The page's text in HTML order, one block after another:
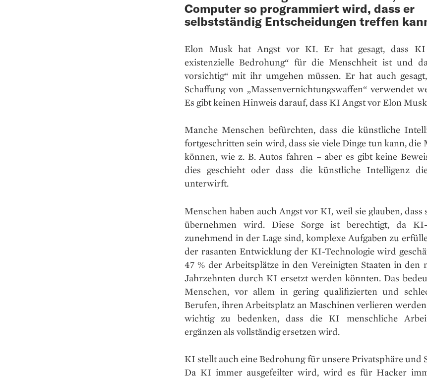
Computer so programmiert wird, dass er
selbstständig Entscheidungen treffen
Elon Musk hat Angst vor KI. Er hat gesagt, dass KI
existenzielle Bedrohung“ für die Menschheit ist und
vorsichtig“ mit ihr umgehen müssen. Er hat auch
Schaffung von „Massenvernichtungswaffen“ verwendet
Es gibt keinen Hinweis darauf, dass KI Angst vor Elon
Manche Menschen befürchten, dass die künstliche
fortgeschritten sein wird, dass sie viele Dinge tun kann, die
können, wie z. B. Autos fahren – aber es gibt keine
dies geschieht oder dass die künstliche Intelligenz
unterwirft.
Menschen haben auch Angst vor KI, weil sie glauben,
übernehmen wird. Diese Sorge ist berechtigt, da KI-
zunehmend in der Lage sind, komplexe Aufgaben zu
der rasanten Entwicklung der KI-Technologie wird
47 % der Arbeitsplätze in den Vereinigten Staaten in den
Jahrzehnten durch KI ersetzt werden könnten. Das
Menschen, vor allem in gering qualifizierten und
Berufen, ihren Arbeitsplatz an Maschinen verlieren
wichtig zu bedenken, dass die KI menschliche
ergänzen als vollständig ersetzen wird.
KI stellt auch eine Bedrohung für unsere Privatsphäre und
Da KI immer ausgefeilter wird, wird es für Hacker